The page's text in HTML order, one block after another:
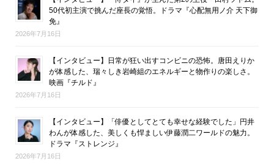
50代初主演で挑んだ座長の覚悟。ドラマ『心配無用ノ介 天下御
免』
2026年7月16日
【インタビュー】日常が狂い出すコンビニの恐怖。唐田えりか
が体感した、瑞々しき岩崎組のエネルギーと物作りの楽しさ。
映画『チルド』
2026年7月16日
【インタビュー】「俳優としてとても幸せな経験でした」円井
わんが体感した、美しくも悍ましい伊藤潤二ワールドの魅力。
ドラマ『ストレンジ』
2026年7月16日